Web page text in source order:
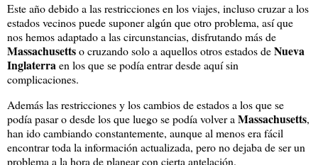
Este año debido a las restricciones en los viajes, incluso cruzar a los
estados vecinos puede suponer algún que otro problema, así que
nos hemos adaptado a las circunstancias, disfrutando más de
Massachusettso cruzando solo a aquellos otros estados deNueva
Inglaterraen los que se podía entrar desde aquí sin
complicaciones.
Además las restricciones y los cambios de estados a los que se
podía pasar o desde los que luego se podía volver aMassachusetts,
han ido cambiando constantemente, aunque al menos era fácil
encontrar toda la información actualizada, pero no dejaba de ser un
problema a la hora de planear con cierta antelación.